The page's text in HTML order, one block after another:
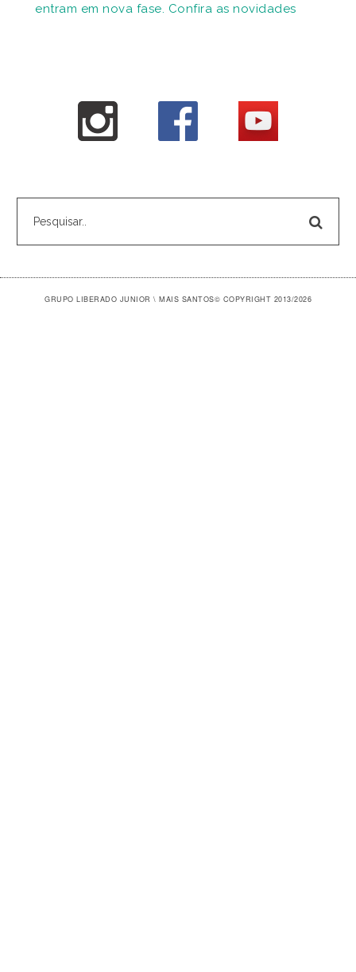
entram em nova fase. Confira as novidades
GRUPO LIBERADO JUNIOR \ MAIS SANTOS© COPYRIGHT 2013/2026